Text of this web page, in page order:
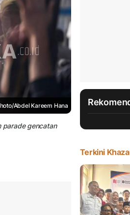
Abdel Kareem Hana
parade gencatan
Terkini